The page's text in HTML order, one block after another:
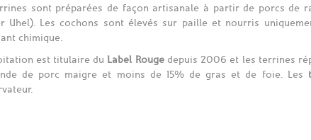
sont préparées de façon artisanale à partir de porcs de
Uhel). Les cochons sont élevés sur paille et nourris
chimique.
est titulaire du Label Rougedepuis 2006 et les terrines
de porc maigre et moins de 15% de gras et de foie. Les